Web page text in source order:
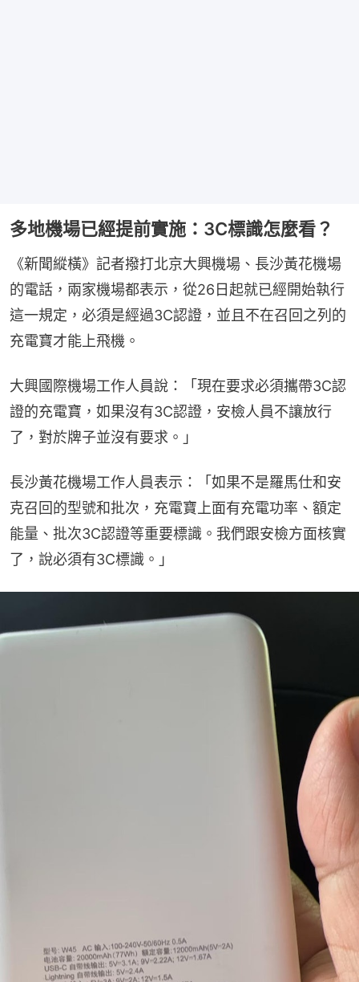
多地機場已經提前實施：3C標識怎麼看？
《新聞縱橫》記者撥打北京大興機場、長沙黃花機場
的電話，兩家機場都表示，從26日起就已經開始執行
這一規定，必須是經過3C認證，並且不在召回之列的
充電寶才能上飛機。
大興國際機場工作人員說：「現在要求必須攜帶3C認
證的充電寶，如果沒有3C認證，安檢人員不讓放行
了，對於牌子並沒有要求。」
長沙黃花機場工作人員表示：「如果不是羅馬仕和安
克召回的型號和批次，充電寶上面有充電功率、額定
能量、批次3C認證等重要標識。我們跟安檢方面核實
了，說必須有3C標識。」